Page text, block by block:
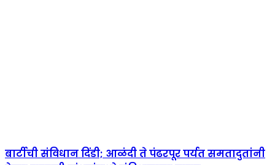
बार्टीची संविधान दिंडी; आळंदी ते पंढरपूर पर्यत समतादुतांनी